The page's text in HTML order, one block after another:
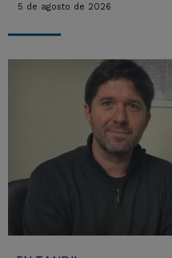
5 de agosto de 2026